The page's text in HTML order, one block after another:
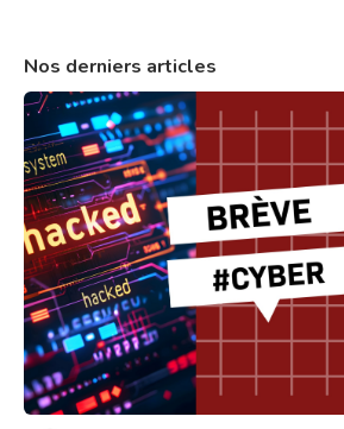
Nos derniers articles